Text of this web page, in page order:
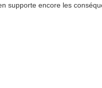
supporte encore les